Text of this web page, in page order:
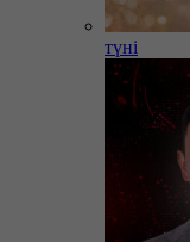
түні